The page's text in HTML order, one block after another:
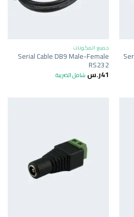
جميع المكونات
Serial Cable DB9 Male-Female
RS232
41ر.س شامل الضريبة